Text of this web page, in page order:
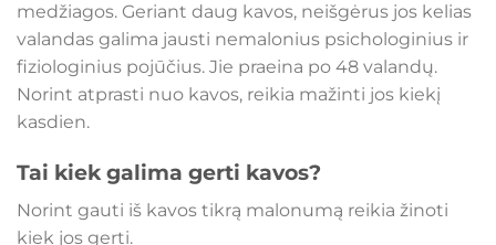
medžiagos. Geriant daug kavos, neišgėrus jos kelias
valandas galima jausti nemalonius psichologinius ir
fiziologinius pojūčius. Jie praeina po 48 valandų.
Norint atprasti nuo kavos, reikia mažinti jos kiekį
kasdien.
Tai kiek galima gerti kavos?
Norint gauti iš kavos tikrą malonumą reikia žinoti
kiek jos gerti.